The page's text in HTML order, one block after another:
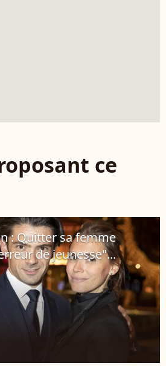
ce
: Quitter sa femme
de jeunesse"...